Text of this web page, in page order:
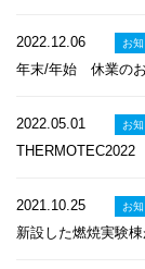
2022.12.06 お
年末/年始 休業の
2022.05.01 お
2021.10.25 お
新設した燃焼実験